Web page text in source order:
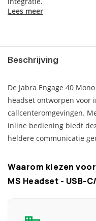
Lees meer
Beschrijving
De Jabra Engage 40
headset ontworpen voor
callcenteromgevingen.
inline bediening biedt
heldere communicatie
Waarom kiezen
MS Headset - USB-